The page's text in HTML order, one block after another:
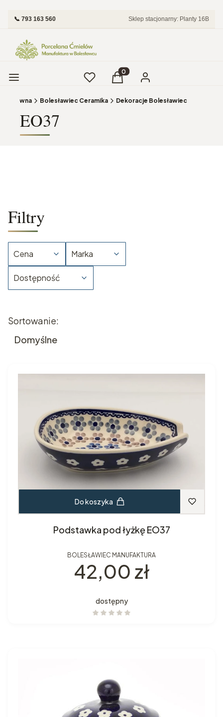
📞 793 163 560 Sklep stacjonarny: Planty 16B
Menu UlubioneProdukty w koszyku: 0.
Koszyk Zaloguj się
główna Bolesławiec Ceramika Dekoracje Bolesławiec
EO37
Filtry
Cena Marka
Dostępność
Lista produktów
Sortowanie:
Domyślne
Do koszyka
Podstawka pod łyżkę EO37
BOLESŁAWIEC MANUFAKTURA
Cena
42,00 zł
dostępny